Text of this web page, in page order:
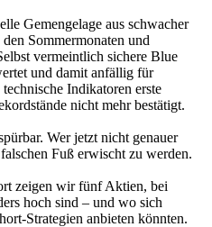
Gemengelage aus schwacher
Sommermonaten und
vermeintlich sichere Blue
und damit anfällig für
Indikatoren erste
nicht mehr bestätigt.
Wer jetzt nicht genauer
Fuß erwischt zu werden.
zeigen wir fünf Aktien, bei
hoch sind – und wo sich
Strategien anbieten könnten.